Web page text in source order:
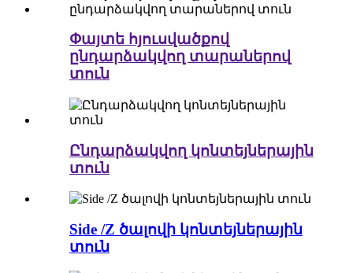
Փայտե հյուսվածքով
ընդարձակվող տարաներով
տուն
Ընդարձակվող կոնտեյներային
տուն
Side /Z ծալովի կոնտեյներային
տուն